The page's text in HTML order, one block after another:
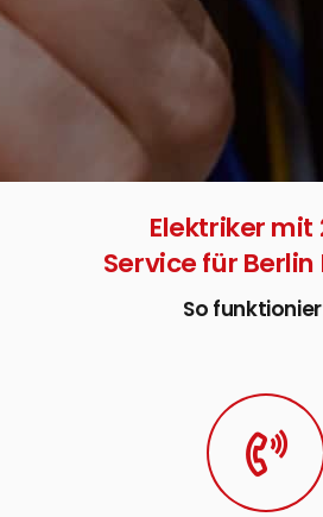
Elektriker mit
Service für
So